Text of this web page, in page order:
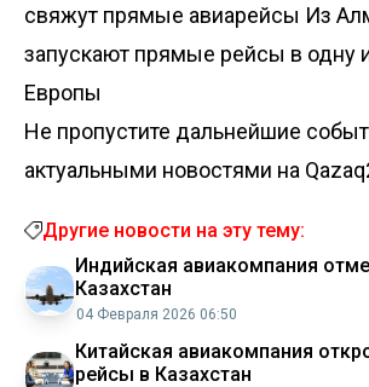
свяжут прямые авиарейсы Из
запускают прямые рейсы в одну
Европы
Не пропустите дальнейшие
актуальными новостями на
Другие новости на эту тему:
Индийская авиакомпания
Казахстан
04 Февраля 2026 06:50
Китайская авиакомпания
рейсы в Казахстан